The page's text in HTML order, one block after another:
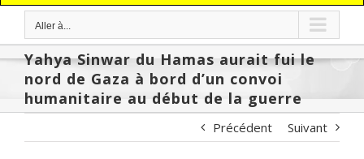
Aller à...
Yahya Sinwar du Hamas aurait fui le
nord de Gaza à bord d’un convoi
humanitaire au début de la guerre
Précédent Suivant